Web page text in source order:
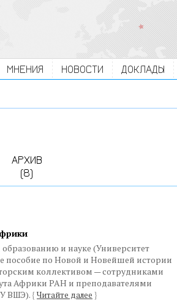
МНЕНИЯ НОВОСТИ ДОКЛАДЫ
АРХИВ
(8)
и науке (Университет
пособие по Новой и Новейшей истории
коллективом — сотрудниками
Африки РАН и преподавателями
ВШЭ). { Читайте далее }